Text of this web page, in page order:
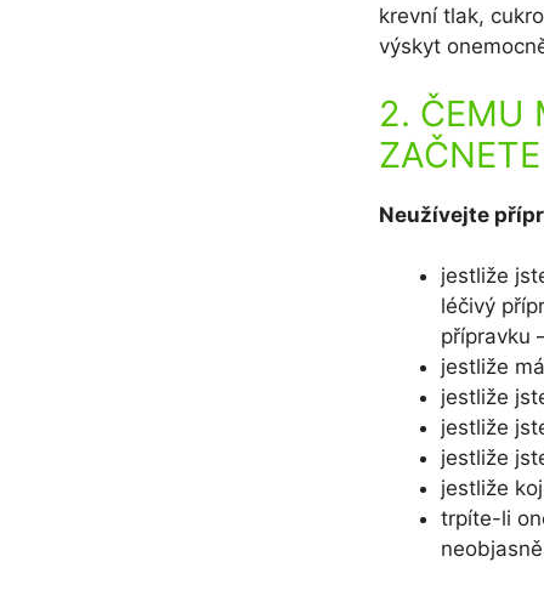
krevní tlak,
výskyt
2. ČEMU
Neužívejte
jestliže
léčivý
přípravku
jestliže
jestliže
jestliže
jestliže
jestliže
trpíte-li